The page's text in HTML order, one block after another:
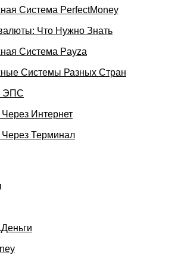
Система PerfectMoney
Что Нужно Знать
Система Payza
Системы Разных Стран
ЭПС
Интернет
Терминал